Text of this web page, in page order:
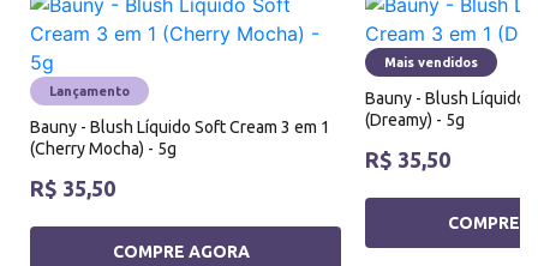
Lançamento
Bauny - Blush Líquido Soft Cream 3 em 1
(Cherry Mocha) - 5g
R$ 35,50
COMPRE AGORA
Mais vendidos
Bauny - Blush Líquido
(Dreamy) - 5g
R$ 35,50
COMPRE